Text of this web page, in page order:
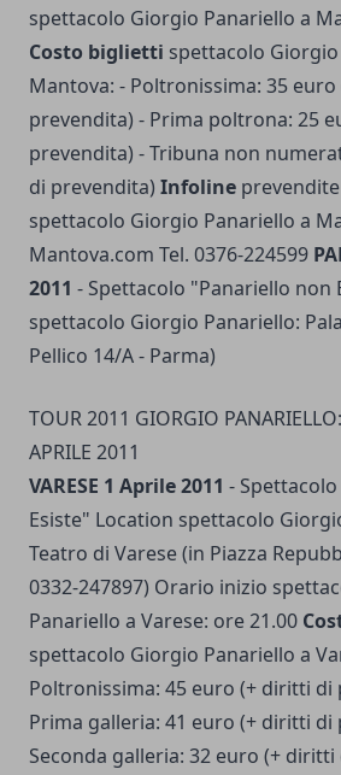
spettacolo Giorgio Panariello a
Costo biglietti spettacolo
Mantova: - Poltronissima: 35
prevendita) - Prima poltrona: 25
prevendita) - Tribuna non
di prevendita) Infoline
spettacolo Giorgio Panariello a
Mantova.com Tel. 0376-224599
2011 - Spettacolo "Panariello non
spettacolo Giorgio Panariello:
Pellico 14/A - Parma)
TOUR 2011 GIORGIO
APRILE 2011
VARESE 1 Aprile 2011 -
Esiste" Location spettacolo
Teatro di Varese (in Piazza
0332-247897) Orario inizio
Panariello a Varese: ore 21.00
spettacolo Giorgio Panariello a
Poltronissima: 45 euro (+ diritti di
Prima galleria: 41 euro (+ diritti di
Seconda galleria: 32 euro (+